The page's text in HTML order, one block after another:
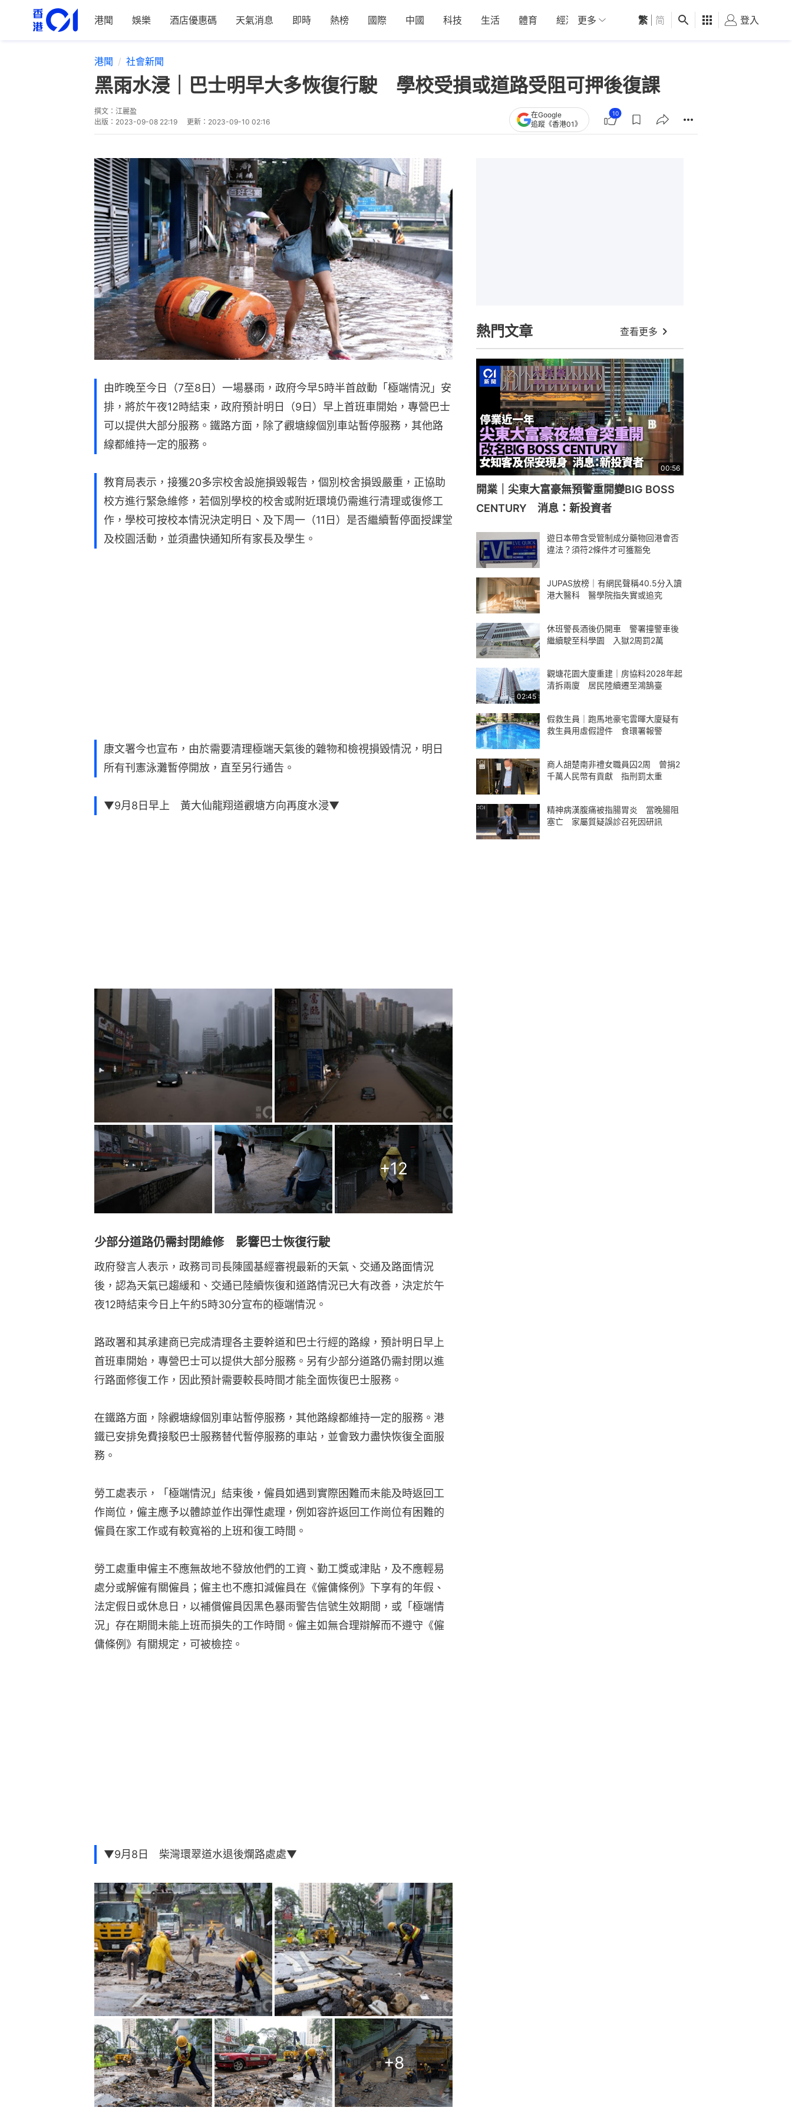
港聞 娛樂 酒店優惠碼 天氣消息 即時 熱榜 國際 中國 科技 生活 體育 經濟 01深圳 觀點 健康 好食玩飛
更多 繁 简 登入
港聞 社會新聞
黑雨水浸｜巴士明早大多恢復行駛 學校受損或道路受阻可押後復課
撰文： 江麗盈
出版： 2023-09-08 22:19 更新： 2023-09-10 02:16
在Google
追蹤《香港01》
10
由昨晚至今日（7至8日）一場暴雨，政府今早5時半首啟動「極端情況」安
排，將於午夜12時結束，政府預計明日（9日）早上首班車開始，專營巴士
可以提供大部分服務。鐵路方面，除了觀塘線個別車站暫停服務，其他路
線都維持一定的服務。
教育局表示，接獲20多宗校舍設施損毀報告，個別校舍損毁嚴重，正協助
校方進行緊急維修，若個別學校的校舍或附近環境仍需進行清理或復修工
作，學校可按校本情況決定明日、及下周一（11日）是否繼續暫停面授課堂
及校園活動，並須盡快通知所有家長及學生。
康文署今也宣布，由於需要清理極端天氣後的雜物和檢視損毀情況，明日
所有刊憲泳灘暫停開放，直至另行通告。
▼9月8日早上 黃大仙龍翔道觀塘方向再度水浸▼
+12
少部分道路仍需封閉維修 影響巴士恢復行駛
政府發言人表示，政務司司長陳國基經審視最新的天氣、交通及路面情況
後，認為天氣已趨緩和、交通已陸續恢復和道路情況已大有改善，決定於午
夜12時結束今日上午約5時30分宣布的極端情況。
路政署和其承建商已完成清理各主要幹道和巴士行經的路線，預計明日早上
首班車開始，專營巴士可以提供大部分服務。另有少部分道路仍需封閉以進
行路面修復工作，因此預計需要較長時間才能全面恢復巴士服務。
在鐵路方面，除觀塘線個別車站暫停服務，其他路線都維持一定的服務。港
鐵已安排免費接駁巴士服務替代暫停服務的車站，並會致力盡快恢復全面服
務。
勞工處表示，「極端情況」結束後，僱員如遇到實際困難而未能及時返回工
作崗位，僱主應予以體諒並作出彈性處理，例如容許返回工作崗位有困難的
僱員在家工作或有較寬裕的上班和復工時間。
勞工處重申僱主不應無故地不發放他們的工資、勤工獎或津貼，及不應輕易
處分或解僱有關僱員；僱主也不應扣減僱員在《僱傭條例》下享有的年假、
法定假日或休息日，以補償僱員因黑色暴雨警告信號生效期間，或「極端情
況」存在期間未能上班而損失的工作時間。僱主如無合理辯解而不遵守《僱
傭條例》有關規定，可被檢控。
▼9月8日 柴灣環翠道水退後爛路處處▼
+8
熱門文章 查看更多
00:56
開業｜尖東大富豪無預警重開變BIG BOSS
CENTURY 消息：新投資者
遊日本帶含受管制成分藥物回港會否
違法？須符2條件才可獲豁免
JUPAS放榜｜有網民聲稱40.5分入讀
港大醫科 醫學院指失實或追究
休班警長酒後仍開車 警署撞警車後
繼續駛至科學園 入獄2周罰2萬
02:45
觀塘花園大廈重建｜房協料2028年起
清拆兩廈 居民陸續遷至鴻鵠臺
假救生員｜跑馬地豪宅雲暉大廈疑有
救生員用虛假證件 食環署報警
商人胡楚南非禮女職員囚2周 曾捐2
千萬人民幣有貢獻 指刑罰太重
精神病漢腹痛被指腸胃炎 當晚腸阻
塞亡 家屬質疑誤診召死因研訊